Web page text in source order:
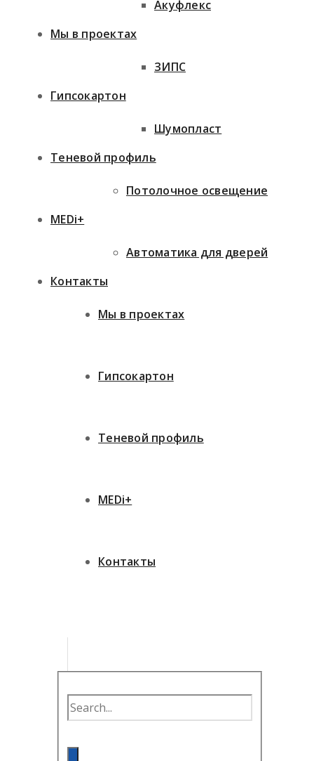
Мы в проектах
Гипсокартон
Теневой профиль
MEDi+
Контакты
Акуфлекс
ЗИПС
Шумопласт
Потолочное освещение
Автоматика для дверей
Мы в проектах
Гипсокартон
Теневой профиль
MEDi+
Контакты